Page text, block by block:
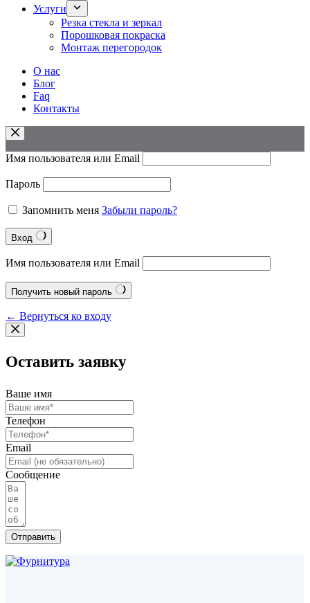
Услуги
Резка стекла и зеркал
Порошковая покраска
Монтаж перегородок
О нас
Блог
Faq
Контакты
Имя пользователя или Email
Пароль
Запомнить меня Забыли пароль?
Вход
Имя пользователя или Email
Получить новый пароль
← Вернуться ко входу
Оставить заявку
Ваше имя
Телефон
Email
Сообщение
Отправить